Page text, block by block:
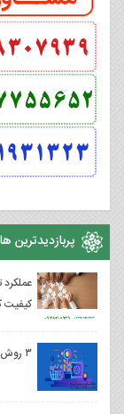
پربازدیدترین ها
عملکرد
کیفیت
۳ روش برای ارتقای برند بدون فیس بوک